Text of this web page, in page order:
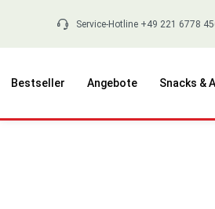
Zur Hauptnavigation
Service-Hotline +49 221 6778
Bestseller Angebote Snacks &